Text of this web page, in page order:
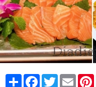
Share FacebookTwitter Email